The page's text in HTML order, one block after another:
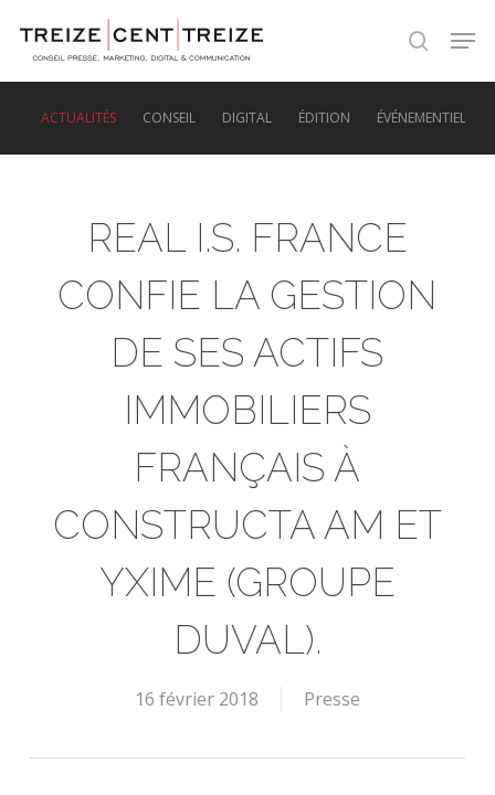
search
ACTUALITÉS CONSEIL DIGITAL ÉDITION ÉVÉNEMENTIEL
REAL I.S. FRANCE
CONFIE LA GESTION
DE SES ACTIFS
IMMOBILIERS
FRANÇAIS À
CONSTRUCTA AM ET
YXIME (GROUPE
DUVAL).
16 février 2018 Presse